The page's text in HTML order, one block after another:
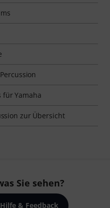
Yamaha
zur Übersicht
Sie sehen?
Hilfe & Feedback